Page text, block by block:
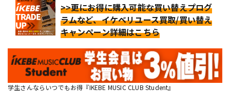
>>更にお得に購入可能な買い替えプログ
ラムなど、イケベリユース買取/買い替え
キャンペーン詳細はこちら
学生さんならいつでもお得『IKEBE MUSIC CLUB Student』